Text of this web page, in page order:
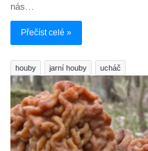
nás…
Přečíst celé »
houby jarní houby ucháč